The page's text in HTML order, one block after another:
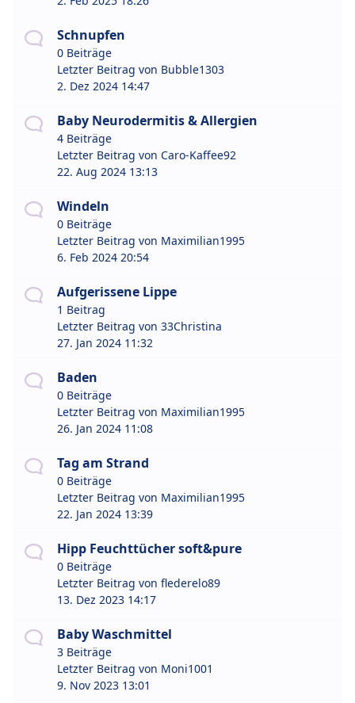
Schnupfen
0 Beiträge
Letzter Beitrag von Bubble1303
2. Dez 2024 14:47
Baby Neurodermitis & Allergien
4 Beiträge
Letzter Beitrag von Caro-Kaffee92
22. Aug 2024 13:13
Windeln
0 Beiträge
Letzter Beitrag von Maximilian1995
6. Feb 2024 20:54
Aufgerissene Lippe
1 Beitrag
Letzter Beitrag von 33Christina
27. Jan 2024 11:32
Baden
0 Beiträge
Letzter Beitrag von Maximilian1995
26. Jan 2024 11:08
Tag am Strand
0 Beiträge
Letzter Beitrag von Maximilian1995
22. Jan 2024 13:39
Hipp Feuchttücher soft&pure
0 Beiträge
Letzter Beitrag von flederelo89
13. Dez 2023 14:17
Baby Waschmittel
3 Beiträge
Letzter Beitrag von Moni1001
9. Nov 2023 13:01